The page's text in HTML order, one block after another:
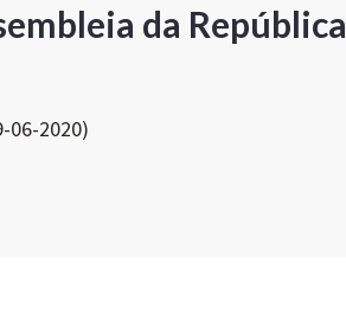
da República
06-2020)